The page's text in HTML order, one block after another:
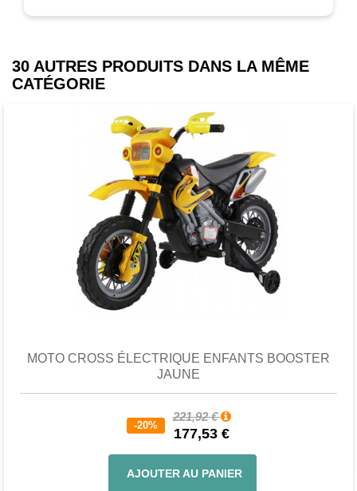
30 AUTRES PRODUITS DANS LA MÊME
CATÉGORIE
MOTO CROSS ÉLECTRIQUE ENFANTS BOOSTER
JAUNE
-20%
221,92 €
177,53 €
AJOUTER AU PANIER